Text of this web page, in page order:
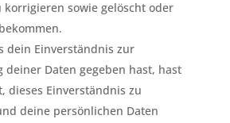
korrigieren sowie gelöscht oder
dein Einverständnis zur
deiner Daten gegeben hast, hast
dieses Einverständnis zu
deine persönlichen Daten